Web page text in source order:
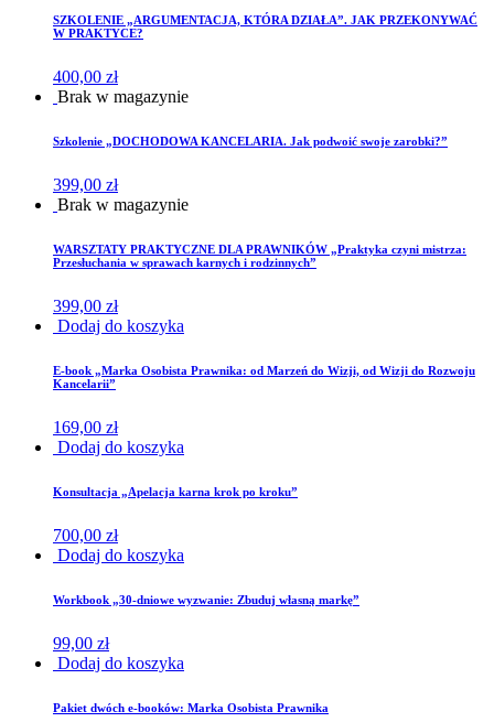
SZKOLENIE „ARGUMENTACJA, KTÓRA DZIAŁA”. JAK PRZEKONYWAĆ
W PRAKTYCE?
400,00 zł
Brak w magazynie
Szkolenie „DOCHODOWA KANCELARIA. Jak podwoić swoje zarobki?”
399,00 zł
Brak w magazynie
WARSZTATY PRAKTYCZNE DLA PRAWNIKÓW „Praktyka czyni mistrza:
Przesłuchania w sprawach karnych i rodzinnych”
399,00 zł
Dodaj do koszyka
E-book „Marka Osobista Prawnika: od Marzeń do Wizji, od Wizji do Rozwoju
Kancelarii”
169,00 zł
Dodaj do koszyka
Konsultacja „Apelacja karna krok po kroku”
700,00 zł
Dodaj do koszyka
Workbook „30-dniowe wyzwanie: Zbuduj własną markę”
99,00 zł
Dodaj do koszyka
Pakiet dwóch e-booków: Marka Osobista Prawnika